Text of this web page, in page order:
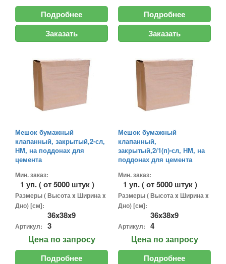
Подробнее
Заказать
Подробнее
Заказать
Мешок бумажный
клапанный, закрытый,2-сл,
НМ, на поддонах для
цемента
Мин. заказ:
1 уп. ( от 5000 штук )
Размеры ( Высота x Ширина x
Дно) [см]:
36x38x9
Артикул: 3
Цена по запросу
Подробнее
Мешок бумажный
клапанный,
закрытый,2/1(п)-сл, НМ, на
поддонах для цемента
Мин. заказ:
1 уп. ( от 5000 штук )
Размеры ( Высота x Ширина x
Дно) [см]:
36x38x9
Артикул: 4
Цена по запросу
Подробнее